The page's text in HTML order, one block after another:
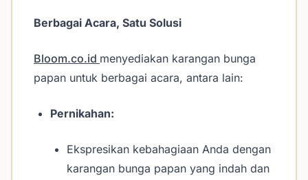
Berbagai Acara, Satu Solusi
Bloom.co.id menyediakan karangan bunga
papan untuk berbagai acara, antara lain:
Pernikahan:
Ekspresikan kebahagiaan Anda dengan
karangan bunga papan yang indah dan